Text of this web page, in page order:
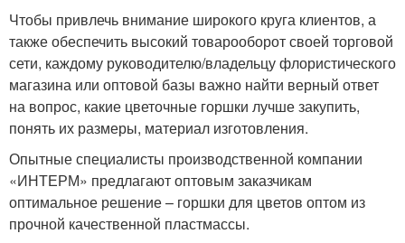
Чтобы привлечь внимание широкого круга клиентов, а
также обеспечить высокий товарооборот своей торговой
сети, каждому руководителю/владельцу флористического
магазина или оптовой базы важно найти верный ответ
на вопрос, какие цветочные горшки лучше закупить,
понять их размеры, материал изготовления.
Опытные специалисты производственной компании
«ИНТЕРМ» предлагают оптовым заказчикам
оптимальное решение – горшки для цветов оптом из
прочной качественной пластмассы.